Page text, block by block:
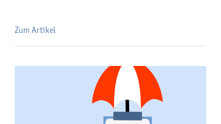
Zum Artikel